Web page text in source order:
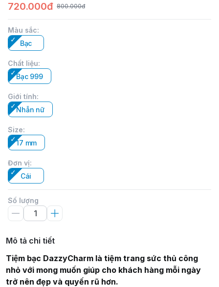
720.000đ 800.000đ
Màu sắc:
Bạc
Chất liệu:
Bạc 999
Giới tính:
Nhẫn nữ
Size:
17 mm
Đơn vị:
Cái
Số lượng
Mô tả chi tiết
Tiệm bạc DazzyCharm là tiệm trang sức thủ công
nhỏ với mong muốn giúp cho khách hàng mỗi ngày
trở nên đẹp và quyến rũ hơn.